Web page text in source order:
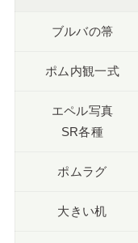
ブルバの箒
ポム内観一式
エペル写真
SR各種
ポムラグ
大きい机